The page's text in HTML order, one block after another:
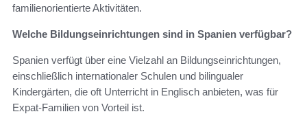
familienorientierte Aktivitäten.
Welche Bildungseinrichtungen sind in Spanien verfügbar?
Spanien verfügt über eine Vielzahl an Bildungseinrichtungen,
einschließlich internationaler Schulen und bilingualer
Kindergärten, die oft Unterricht in Englisch anbieten, was für
Expat-Familien von Vorteil ist.